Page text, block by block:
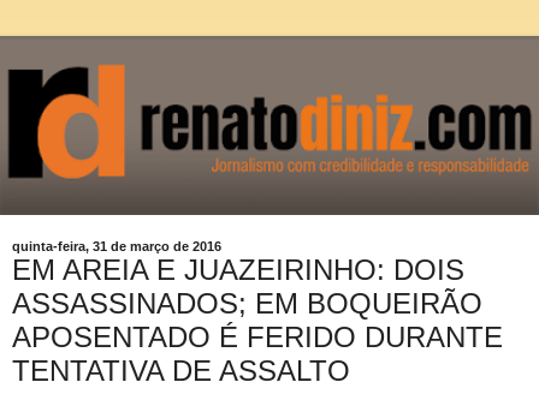
quinta-feira, 31 de março de 2016
EM AREIA E JUAZEIRINHO: DOIS
ASSASSINADOS; EM BOQUEIRÃO
APOSENTADO É FERIDO DURANTE
TENTATIVA DE ASSALTO